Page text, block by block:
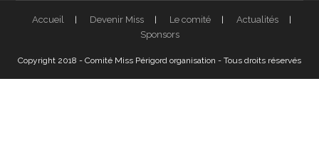
Accueil Devenir Miss Le comité
Actualités
Sponsors
Copyright 2018 - Comité Miss Périgord organisation - Tous droits réservés